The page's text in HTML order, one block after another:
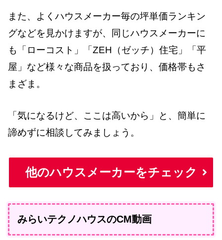
また、よくハウスメーカー毎の坪単価ランキン
グなどを見かけますが、同じハウスメーカーに
も「ローコスト」「ZEH（ゼッチ）住宅」「平
屋」など様々な商品を扱っており、価格帯もさ
まざま。
「気になるけど、ここは高いから」と、簡単に
諦めずに相談してみましょう。
他のハウスメーカーをチェック
みらいテクノハウスのCM動画